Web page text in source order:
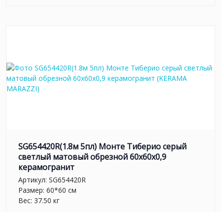
SG654420R(1.8м 5пл) Монте Тиберио серый
светлый матовый обрезной 60x60x0,9
керамогранит
Артикул: SG654420R
Размер: 60*60 см
Вес: 37.50 кг